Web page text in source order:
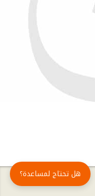
هل تحتاج لمساعدة؟